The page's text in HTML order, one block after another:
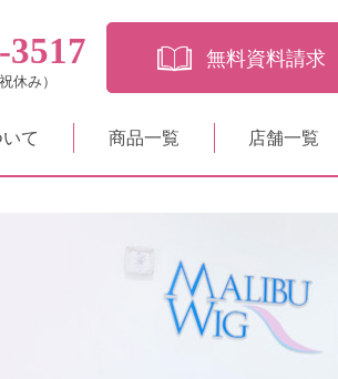
3517
休み）
無料資料請求
て 商品一覧 店舗一覧